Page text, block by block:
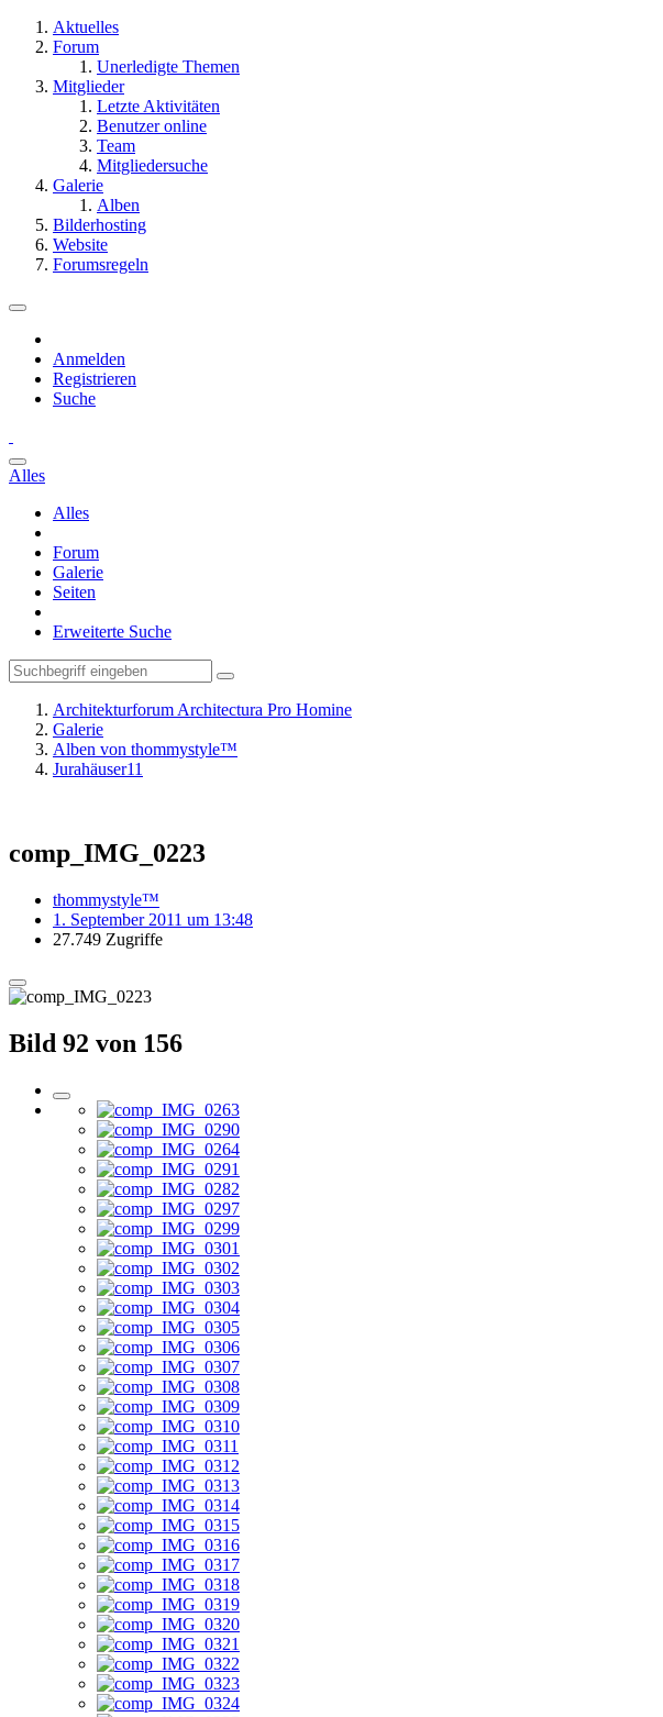
Aktuelles
Forum
Unerledigte Themen
Mitglieder
Letzte Aktivitäten
Benutzer online
Team
Mitgliedersuche
Galerie
Alben
Bilderhosting
Website
Forumsregeln
Anmelden
Registrieren
Suche
Alles
Alles
Forum
Galerie
Seiten
Erweiterte Suche
Architekturforum Architectura Pro Homine
Galerie
Alben von thommystyle™
Jurahäuser11
comp_IMG_0223
thommystyle™
1. September 2011 um 13:48
27.749 Zugriffe
Bild 92 von 156